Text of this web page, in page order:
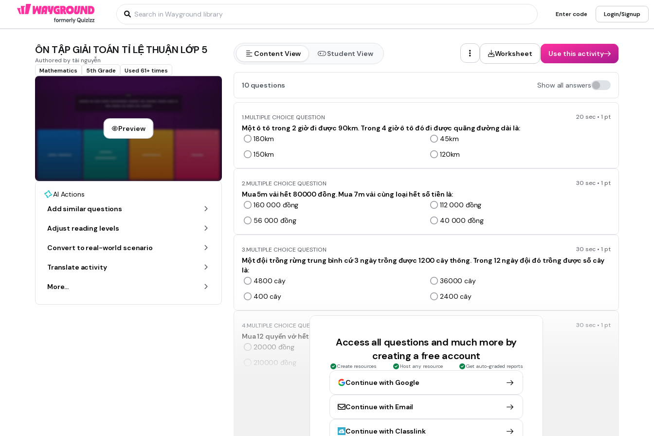
Enter code Login/Signup
ÔN TẬP GIẢI TOÁN TỈ LỆ THUẬN LỚP 5
Authored by tài nguyễn
Mathematics
5th Grade Used 61+ times
Preview
AI Actions
Add similar questions
Adjust reading levels
Convert to real-world scenario
Translate activity
More...
Content View Student View Worksheet Use this activity
10 questions Show all answers
1.MULTIPLE CHOICE QUESTION 20 sec • 1 pt
Một ô tô trong 2 giờ đi được 90km. Trong 4 giờ ô tô đó đi được quãng đường dài là:
180km
45km
150km
120km
2.MULTIPLE CHOICE QUESTION 30 sec • 1 pt
Mua 5m vải hết 80000 đồng. Mua 7m vải cùng loại hết số tiền là:
160 000 đồng
112 000 đồng
56 000 đồng
40 000 đồng
3.MULTIPLE CHOICE QUESTION 30 sec • 1 pt
Một đội trồng rừng trung bình cứ 3 ngày trồng được 1200 cây thông. Trong 12 ngày đội đó trồng được số cây
là:
4800 cây
36000 cây
400 cây
2400 cây
4.MULTIPLE CHOICE QUESTION 30 sec • 1 pt
Mua 12 quyển vở hết 84000 đồng. Mua 30 quyển ở như thế hết số tiền là:
20000 đồng
48000 đồng
210000 đồng
72000 đồng
Bạn Hà mua hai tá bút chì hết 30000 đồng. Bạn Mai mua 8 cái bút chì như thế thì phải trả người bán hàng số
Access all questions and much more by
creating a free account
Create resources Host any resource Get auto-graded reports
Continue with Google
Continue with Email
Continue with Classlink